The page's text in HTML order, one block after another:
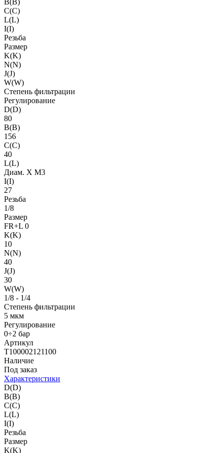
C(C)
L(L)
I(I)
Резьба
Размер
K(K)
N(N)
J(J)
W(W)
Степень фильтрации
Регулирование
D(D)
80
B(B)
156
C(C)
40
L(L)
Диам. X M3
I(I)
27
Резьба
1/8
Размер
FR+L 0
K(K)
10
N(N)
40
J(J)
30
W(W)
1/8 - 1/4
Степень фильтрации
5 мкм
Регулирование
0÷2 бар
Артикул
T100002121100
Наличие
Под заказ
Характеристики
D(D)
B(B)
C(C)
L(L)
I(I)
Резьба
Размер
K(K)